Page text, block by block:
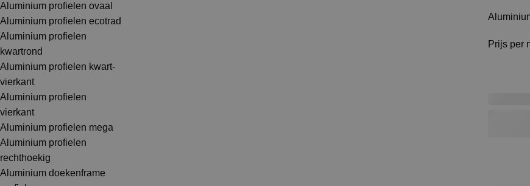
Aluminium profielen ovaal
Aluminium profielen ecotrad
Aluminium profielen
kwartrond
Aluminium profielen kwart-
vierkant
Aluminium profielen
vierkant
Aluminium profielen mega
Aluminium profielen
rechthoekig
Aluminium doekenframe
Prijs per